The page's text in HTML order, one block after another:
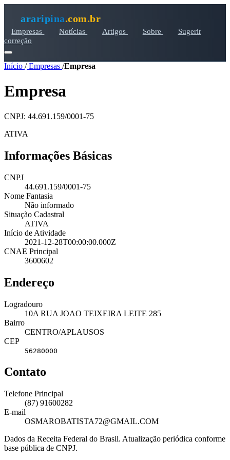
araripina.com.br
Empresas Notícias Artigos Sobre
Sugerir
correção
Início /Empresas /Empresa
Empresa
CNPJ: 44.691.159/0001-75
ATIVA
Informações Básicas
CNPJ
44.691.159/0001-75
Nome Fantasia
Não informado
Situação Cadastral
ATIVA
Início de Atividade
2021-12-28T00:00:00.000Z
CNAE Principal
3600602
Endereço
Logradouro
10A RUA JOAO TEIXEIRA LEITE 285
Bairro
CENTRO/APLAUSOS
CEP
56280000
Contato
Telefone Principal
(87) 91600282
E-mail
OSMAROBATISTA72@GMAIL.COM
Dados da Receita Federal do Brasil. Atualização periódica conforme
base pública de CNPJ.